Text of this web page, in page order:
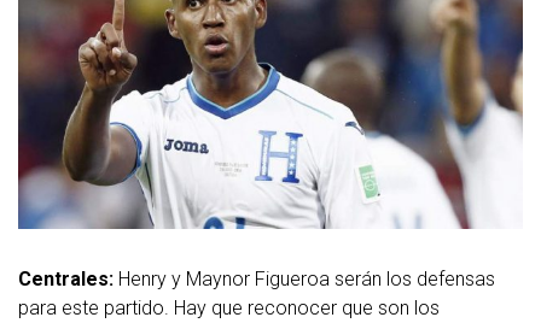
Centrales: Henry y Maynor Figueroa serán los defensas
para este partido. Hay que reconocer que son los